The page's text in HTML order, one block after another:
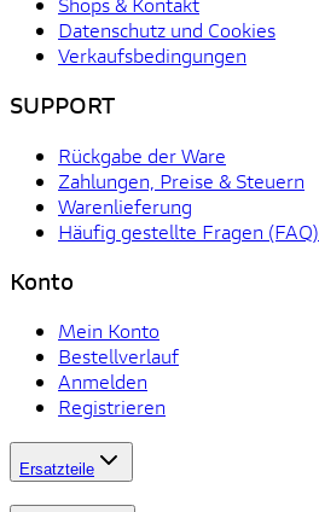
Datenschutz und Cookies
Verkaufsbedingungen
SUPPORT
Rückgabe der Ware
Zahlungen, Preise & Steuern
Warenlieferung
Häufig gestellte Fragen (FAQ)
Konto
Mein Konto
Bestellverlauf
Anmelden
Registrieren
Ersatzteile